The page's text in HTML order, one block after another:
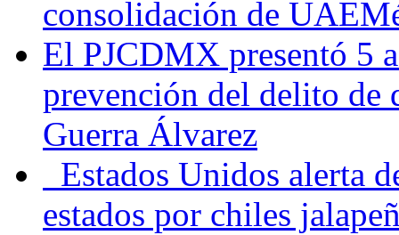
consolidación de
El PJCDMX presentó 5
prevención del delito de
Guerra Álvarez
Estados Unidos alerta
estados por chiles